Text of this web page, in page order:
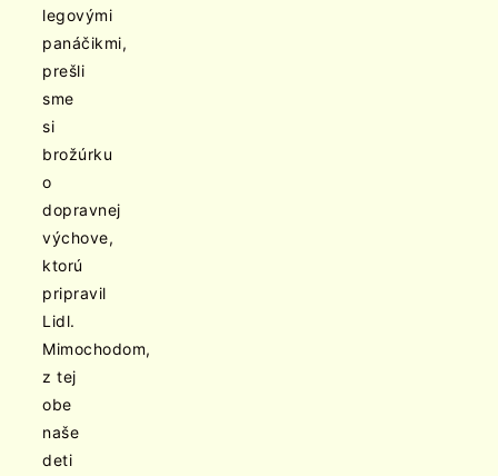
legovými
panáčikmi,
prešli
sme
si
brožúrku
o
dopravnej
výchove,
ktorú
pripravil
Lidl.
Mimochodom,
z tej
obe
naše
deti